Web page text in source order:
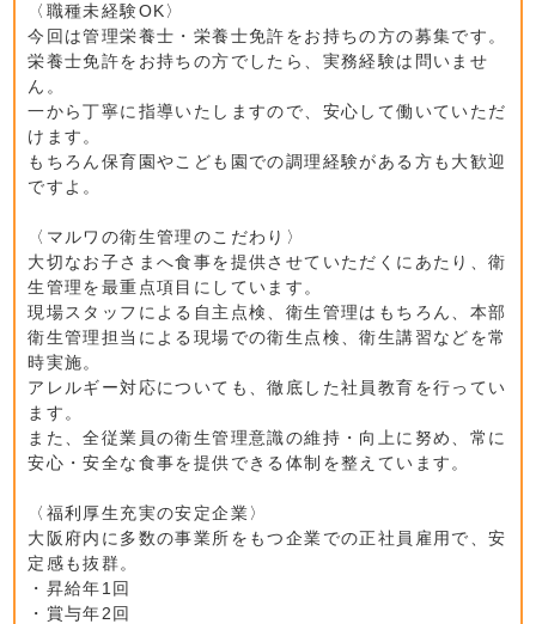
〈職種未経験OK〉
今回は管理栄養士・栄養士免許をお持ちの方の募集です。
栄養士免許をお持ちの方でしたら、実務経験は問いませ
ん。
一から丁寧に指導いたしますので、安心して働いていただ
けます。
もちろん保育園やこども園での調理経験がある方も大歓迎
ですよ。
〈マルワの衛生管理のこだわり〉
大切なお子さまへ食事を提供させていただくにあたり、衛
生管理を最重点項目にしています。
現場スタッフによる自主点検、衛生管理はもちろん、本部
衛生管理担当による現場での衛生点検、衛生講習などを常
時実施。
アレルギー対応についても、徹底した社員教育を行ってい
ます。
また、全従業員の衛生管理意識の維持・向上に努め、常に
安心・安全な食事を提供できる体制を整えています。
〈福利厚生充実の安定企業〉
大阪府内に多数の事業所をもつ企業での正社員雇用で、安
定感も抜群。
・昇給年1回
・賞与年2回